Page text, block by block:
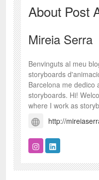
About Post
Mireia Serra
Benvinguts al meu
storyboards
Barcelona me dedico
storyboards. Hi!
where I work as
http://